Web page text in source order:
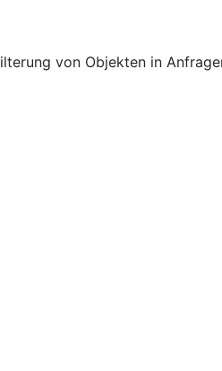
von Objekten in